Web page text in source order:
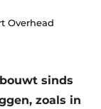
Overhead
sinds
zoals in